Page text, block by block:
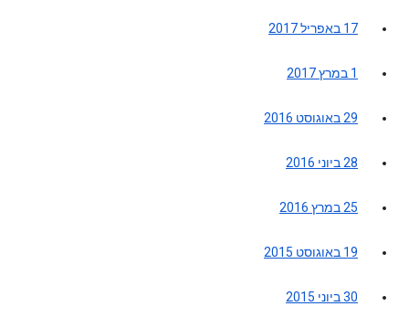
17 באפריל 2017
1 במרץ 2017
29 באוגוסט 2016
28 ביוני 2016
25 במרץ 2016
19 באוגוסט 2015
30 ביוני 2015